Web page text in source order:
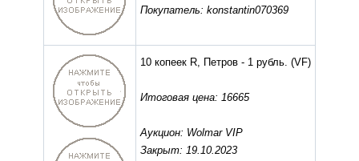
Покупатель: konstantin070369
10 копеек R, Петров - 1 рубль. (VF)
Итоговая цена: 16665
Аукцион: Wolmar VIP
Закрыт: 19.10.2023